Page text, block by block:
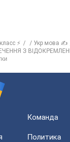
⚡
Укр мова ✍
З
Команда
Политика